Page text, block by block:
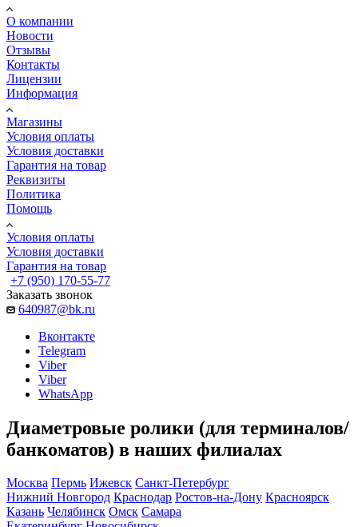
О компании
Новости
Отзывы
Контакты
Лицензии
Информация
Магазины
Условия оплаты
Условия доставки
Гарантия на товар
Реквизиты
Политика
Помощь
Условия оплаты
Условия доставки
Гарантия на товар
+7 (950) 170-55-77
Заказать звонок
640987@bk.ru
Вконтакте
Telegram
Viber
Viber
WhatsApp
Диаметровые ролики (для терминалов/
банкоматов) в наших филиалах
Москва Пермь Ижевск Санкт-Петербург
Нижний Новгород Краснодар Ростов-на-Дону Красноярск
Казань Челябинск Омск Самара